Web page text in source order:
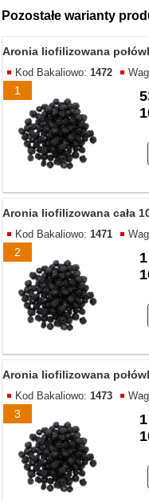
Pozostałe warianty
1
Aronia liofilizowana
Kod Bakaliowo: 1472
2
Aronia liofilizowana cała
Kod Bakaliowo: 1471
3
Aronia liofilizowana
Kod Bakaliowo: 1473